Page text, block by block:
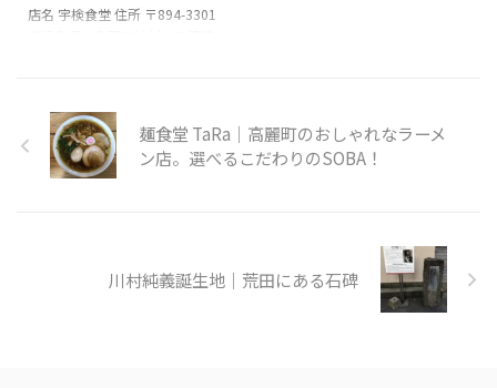
店名 宇検食堂 住所 〒894-3301
日 無し
麺食堂 TaRa｜高麗町のおしゃれなラーメ
ン店。選べるこだわりのSOBA！
川村純義誕生地｜荒田にある石碑